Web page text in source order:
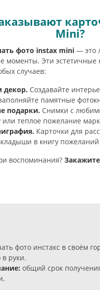
Mini?
фото instax mini — это
моменты. Эти эстетичные
случаев:
декор. Создавайте
памятные
подарки. Снимки с
или теплое пожелание
Карточки для
в книгу пожеланий
воспоминания?
фото инстакс в своём
руки.
общий срок